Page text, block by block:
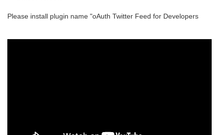
Please install plugin name "oAuth Twitter Feed for Developers